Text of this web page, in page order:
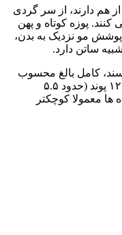
هم دارند، از سر گردی
پوزه کوتاه و پهن
مو نزدیک به بدن،
ساتن دارد.
۱۸ ماهگی می‌ رسند، کامل بالغ محسوب
می‌ شوند. وزن یک نر بالغ ممکن است به ۱۲ پوند (حدود ۵.۵
ها معمولا کوچکتر